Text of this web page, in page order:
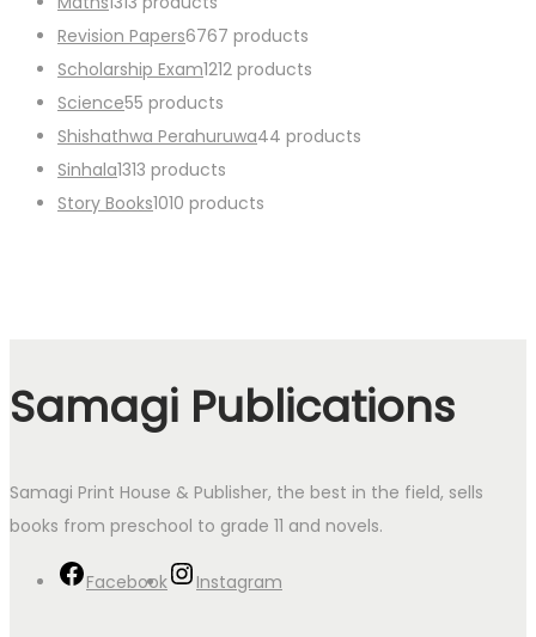
Revision Papers6767 products
Scholarship Exam1212 products
Science55 products
Shishathwa Perahuruwa44 products
Sinhala1313 products
Story Books1010 products
Samagi Publications
Samagi Print House & Publisher, the best in the field, sells
books from preschool to grade 11 and novels.
Facebook Instagram